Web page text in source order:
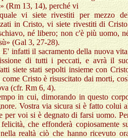
(Rm 13, 14), perché vi
vi siete rivestiti per mezzo
in Cristo, vi siete rivestiti di
né libero; non c'è più uomo,
(Gal 3, 27-28).
infatti il sacramento della nuova
di tutti i peccati, e avrà il
siete stati sepolti insieme con
Cristo è risuscitato dai morti,
(cfr. Rm 6, 4).
in cui, dimorando in questo
Vostra via sicura si è fatto colui
per voi si è degnato di farsi uomo.
che effonderà copiosamente
realtà ciò che hanno ricevuto